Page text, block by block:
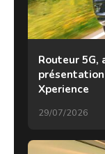
Routeur 5G,
présentation
Xperience
29/07/2026